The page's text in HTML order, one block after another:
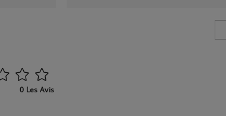
0 Les Avis